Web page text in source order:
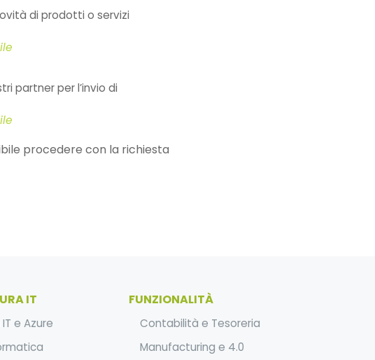
di prodotti o servizi
partner per l’invio di
procedere con la richiesta
IT
e Azure
FUNZIONALITÀ
Contabilità e Tesoreria
Manufacturing e 4.0